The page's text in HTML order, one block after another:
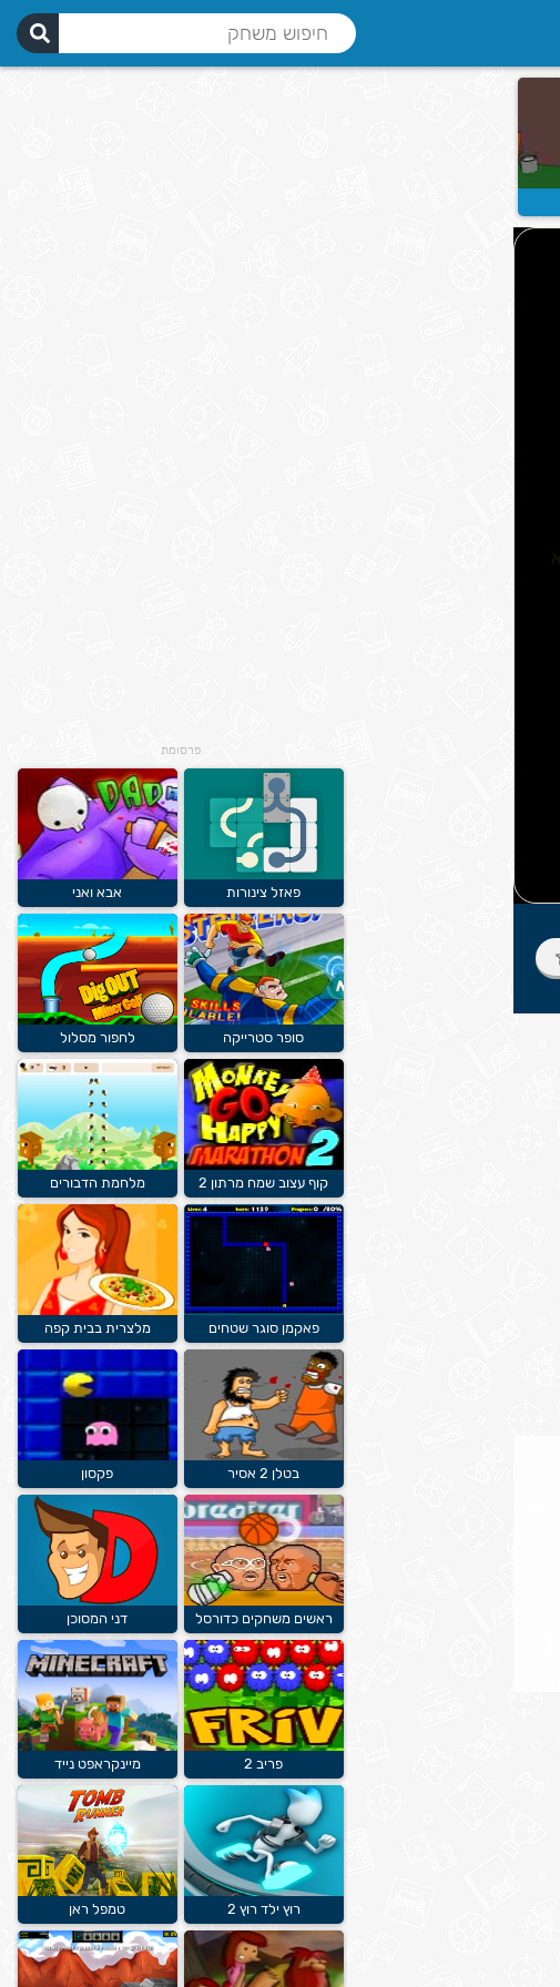
פרסומת
פאזל צינורות אבא ואני
סופר סטרייקה לחפור מסלול
קוף עצוב שמח מרתון 2 מלחמת הדבורים
פאקמן סוגר שטחים מלצרית בבית קפה
בטלן 2 אסיר פקסון
ראשים משחקים כדורסל דני המסוכן
פריב 2 מיינקראפט נייד
רוץ ילד רוץ 2 טמפל ראן